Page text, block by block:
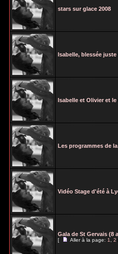
stars sur glace 2008
Isabelle, blessée
Isabelle et Olivier et
Les programmes de
Vidéo Stage d'été à
Gala de St Gervais (8
[ Aller à la page:1,2